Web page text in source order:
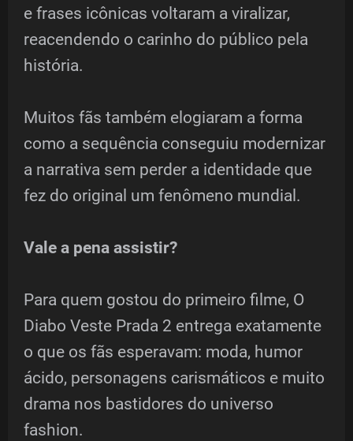
e frases icônicas voltaram a viralizar,
reacendendo o carinho do público pela
história.
Muitos fãs também elogiaram a forma
como a sequência conseguiu modernizar
a narrativa sem perder a identidade que
fez do original um fenômeno mundial.
Vale a pena assistir?
Para quem gostou do primeiro filme, O
Diabo Veste Prada 2 entrega exatamente
o que os fãs esperavam: moda, humor
ácido, personagens carismáticos e muito
drama nos bastidores do universo
fashion.